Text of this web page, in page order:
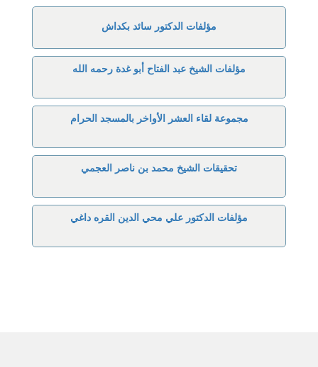
مؤلفات الدكتور سائد بكداش
مؤلفات الشيخ عبد الفتاح أبو غدة رحمه الله
مجموعة لقاء العشر الأواخر بالمسجد الحرام
تحقيقات الشيخ محمد بن ناصر العجمي
مؤلفات الدكتور علي محي الدين القره داغي